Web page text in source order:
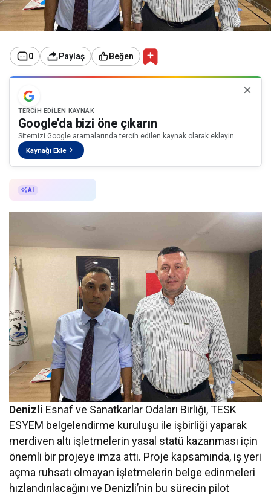
0 Paylaş Beğen
TERCIH EDILEN KAYNAK
Google'da bizi öne çıkarın
Sitemizi Google aramalarında tercih edilen kaynak olarak ekleyin.
Kaynağı Ekle
AI
Denizli Esnaf ve Sanatkarlar Odaları Birliği, TESK
ESYEM belgelendirme kuruluşu ile işbirliği yaparak
merdiven altı işletmelerin yasal statü kazanması için
önemli bir projeye imza attı. Proje kapsamında, iş yeri
açma ruhsatı olmayan işletmelerin belge edinmeleri
hızlandırılacağını ve Denizli’nin bu sürecin pilot